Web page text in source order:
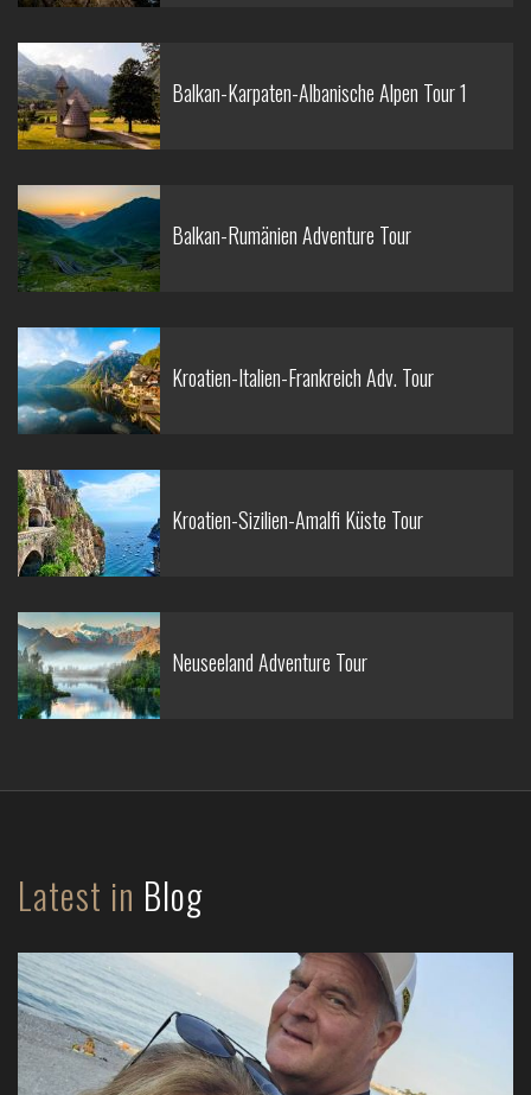
Balkan-Karpaten-Albanische Alpen Tour 1
Balkan-Rumänien Adventure Tour
Kroatien-Italien-Frankreich Adv. Tour
Kroatien-Sizilien-Amalfi Küste Tour
Neuseeland Adventure Tour
Latest in Blog